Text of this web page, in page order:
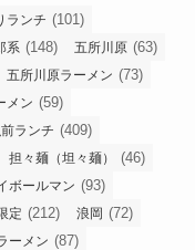
ランチ (101)
系 (148) 五所川原 (63)
五所川原ラーメン (73)
メン (59)
ランチ (409)
担々麺（坦々麺） (46)
ボールマン (93)
定 (212) 浪岡 (72)
ーメン (87)